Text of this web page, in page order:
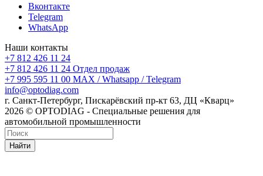
Вконтакте
Telegram
WhatsApp
Наши контакты
+7 812 426 11 24
+7 812 426 11 24 Отдел продаж
+7 995 595 11 00 MAX / Whatsapp / Telegram
info@optodiag.com
г. Санкт-Петербург, Пискарёвский пр-кт 63, ДЦ «Кварц»
2026 © OPTODIAG - Специальные решения для
автомобильной промышленности
Найти